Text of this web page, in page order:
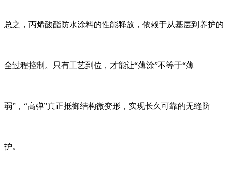
总之，丙烯酸酯防水涂料的性能释放，依赖于从基层到养护的
全过程控制。只有工艺到位，才能让“薄涂”不等于“薄
弱”，“高弹”真正抵御结构微变形，实现长久可靠的无缝防
护。